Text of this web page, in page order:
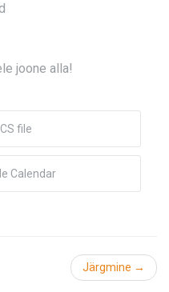
joone alla!
file
Calendar
Järgmine →